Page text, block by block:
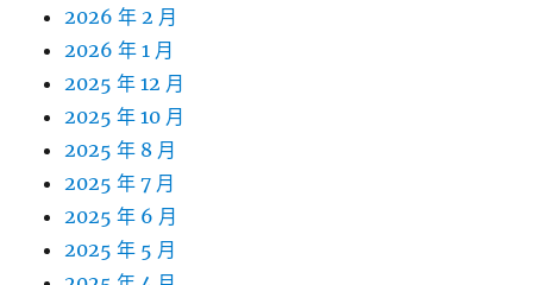
2026 年 2 月
2026 年 1 月
2025 年 12 月
2025 年 10 月
2025 年 8 月
2025 年 7 月
2025 年 6 月
2025 年 5 月